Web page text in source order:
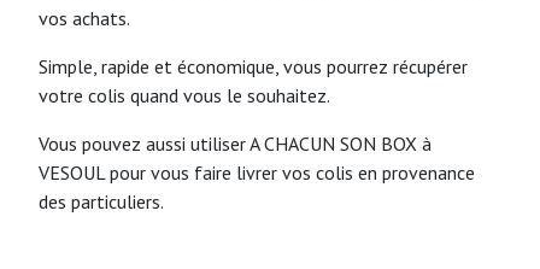
vos achats.
Simple, rapide et économique, vous pourrez récupérer
votre colis quand vous le souhaitez.
Vous pouvez aussi utiliser A CHACUN SON BOX à
VESOUL pour vous faire livrer vos colis en provenance
des particuliers.